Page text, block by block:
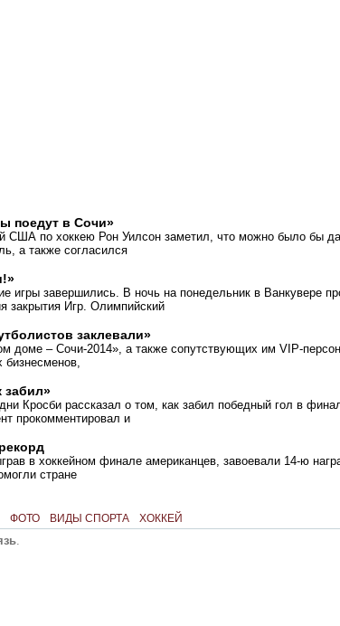
поедут в Сочи»
США по хоккею Рон Уилсон заметил, что можно было бы
а также согласился
игры завершились. В ночь на понедельник в Ванкувере
закрытия Игр. Олимпийский
заклевали»
доме – Сочи-2014», а также сопутствующих им VIP-
бизнесменов,
забил»
Кросби рассказал о том, как забил победный гол в
прокомментировал и
в хоккейном финале американцев, завоевали 14-ю
стране
ФОТО ВИДЫ СПОРТА ХОККЕЙ